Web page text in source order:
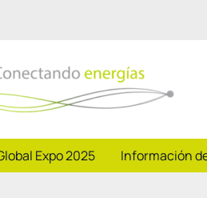
Expo 2025 Información